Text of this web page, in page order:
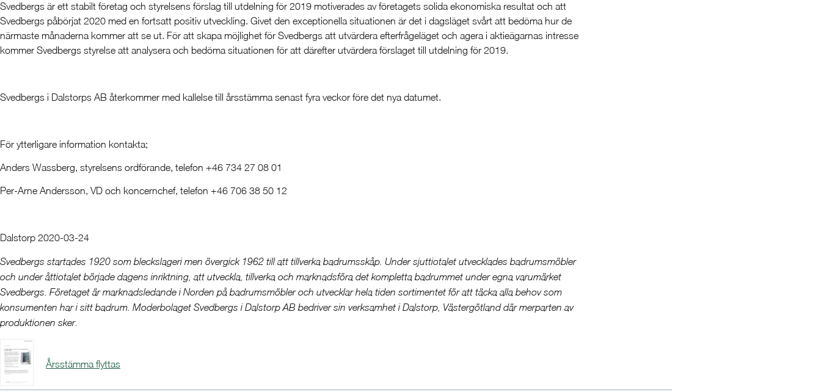
Svedbergs är ett stabilt företag och styrelsens förslag till utdelning för 2019 motiverades av företagets solida ekonomiska resultat och att
Svedbergs påbörjat 2020 med en fortsatt positiv utveckling. Givet den exceptionella situationen är det i dagsläget svårt att bedöma hur de
närmaste månaderna kommer att se ut. För att skapa möjlighet för Svedbergs att utvärdera efterfrågeläget och agera i aktieägarnas intresse
kommer Svedbergs styrelse att analysera och bedöma situationen för att därefter utvärdera förslaget till utdelning för 2019.
Svedbergs i Dalstorps AB återkommer med kallelse till årsstämma senast fyra veckor före det nya datumet.
För ytterligare information kontakta;
Anders Wassberg, styrelsens ordförande, telefon +46 734 27 08 01
Per-Arne Andersson, VD och koncernchef, telefon +46 706 38 50 12
Dalstorp 2020-03-24
Svedbergs startades 1920 som bleckslageri men övergick 1962 till att tillverka badrumsskåp. Under sjuttiotalet utvecklades badrumsmöbler
och under åttiotalet började dagens inriktning, att utveckla, tillverka och marknadsföra det kompletta badrummet under egna varumärket
Svedbergs. Företaget är marknadsledande i Norden på badrumsmöbler och utvecklar hela tiden sortimentet för att täcka alla behov som
konsumenten har i sitt badrum. Moderbolaget Svedbergs i Dalstorp AB bedriver sin verksamhet i Dalstorp, Västergötland där merparten av
produktionen sker.
Årsstämma flyttas